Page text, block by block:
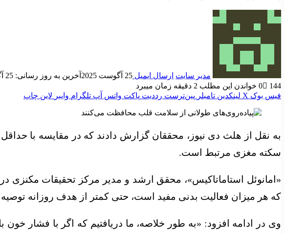
مدیر سایت ارسال ایمیل 25 آگوست 2025
آخرین به روز رسانی: 25 آگوست 2025
0
144
خواندن این مطلب 2 دقیقه زمان میبرد
فیس بوک X لینکدین ‫تامبلر ‫پین‌ترست ‫رددیت پاکت واتس آپ تلگرام وایبر لاین چاپ
سکته مغزی مرتبط است.
«امانوئل استاماتاکیس»، محقق ارشد و مدیر مرکز تحقیقات مکنزی در
که هر میزان فعالیت بدنی مفید است، حتی کمتر از هدف روزانه توصیه شده
وی در ادامه افزود: «به طور خلاصه، ما دریافتیم که اگر با فشار